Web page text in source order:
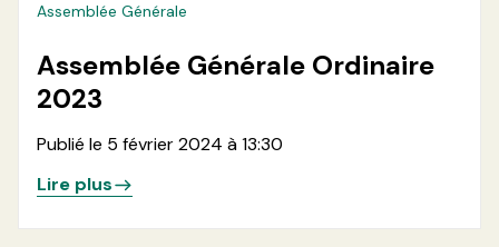
Assemblée Générale
Assemblée Générale Ordinaire
2023
Publié le 5 février 2024 à 13:30
Lire plus